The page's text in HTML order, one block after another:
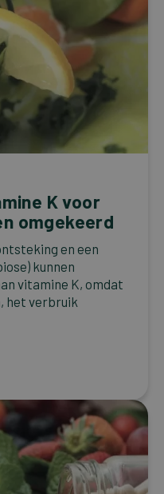
K voor
omgekeerd
en een
kunnen
vitamine K, omdat
het verbruik